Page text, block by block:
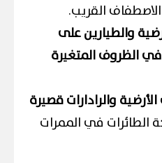
القريب.
والطيارين على
في الظروف المتغيرة
والرادارات قصيرة
الطائرات في الممرات